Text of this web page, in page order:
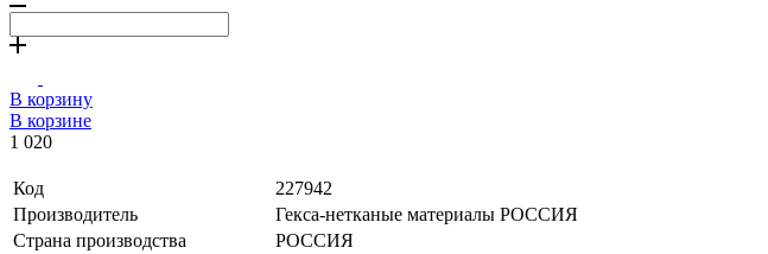
В корзину
В корзине
1 020
Код
227942
Производитель
Гекса-нетканые материалы РОССИЯ
Страна производства
РОССИЯ